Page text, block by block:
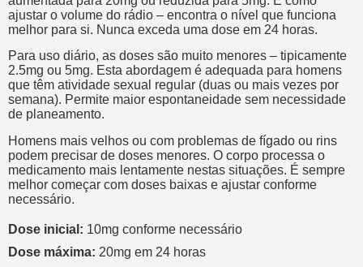
ajustar o volume do rádio – encontra o nível que funciona
melhor para si. Nunca exceda uma dose em 24 horas.
Para uso diário, as doses são muito menores – tipicamente
2.5mg ou 5mg. Esta abordagem é adequada para homens
que têm atividade sexual regular (duas ou mais vezes por
semana). Permite maior espontaneidade sem necessidade
de planeamento.
Homens mais velhos ou com problemas de fígado ou rins
podem precisar de doses menores. O corpo processa o
medicamento mais lentamente nestas situações. É sempre
melhor começar com doses baixas e ajustar conforme
necessário.
Dose inicial: 10mg conforme necessário
Dose máxima: 20mg em 24 horas